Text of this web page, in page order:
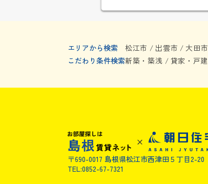
エリアから検索 松江市 / 出雲市 / 大田市
こだわり条件検索新築・築浅 / 貸家・戸建
〒690-0017 島根県松江市西津田５丁目2-20
TEL:0852-67-7321